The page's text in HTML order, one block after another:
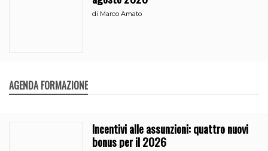
di Marco Amato
AGENDA FORMAZIONE
Incentivi alle assunzioni: quattro nuovi
bonus per il 2026